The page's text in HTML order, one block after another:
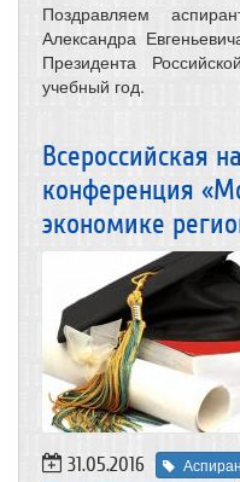
Поздравляем
Александра
Президента
учебный год.
Всероссийская
конференция
экономике
31.05.2016